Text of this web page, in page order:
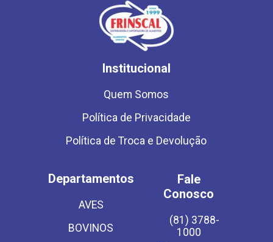
Institucional
Quem Somos
Política de Privacidade
Política de Troca e Devolução
Departamentos
AVES
BOVINOS
Fale
Conosco
(81) 3788-
1000